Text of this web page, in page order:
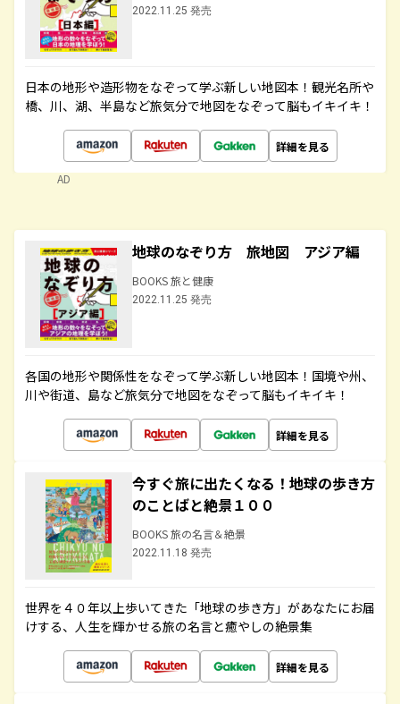
2022.11.25 発売
日本の地形や造形物をなぞって学ぶ新しい地図本！観光名所や
橋、川、湖、半島など旅気分で地図をなぞって脳もイキイキ！
詳細を見る
AD
地球のなぞり方 旅地図 アジア編
BOOKS 旅と健康
2022.11.25 発売
各国の地形や関係性をなぞって学ぶ新しい地図本！国境や州、
川や街道、島など旅気分で地図をなぞって脳もイキイキ！
詳細を見る
今すぐ旅に出たくなる！地球の歩き方
のことばと絶景１００
BOOKS 旅の名言＆絶景
2022.11.18 発売
世界を４０年以上歩いてきた「地球の歩き方」があなたにお届
けする、人生を輝かせる旅の名言と癒やしの絶景集
詳細を見る